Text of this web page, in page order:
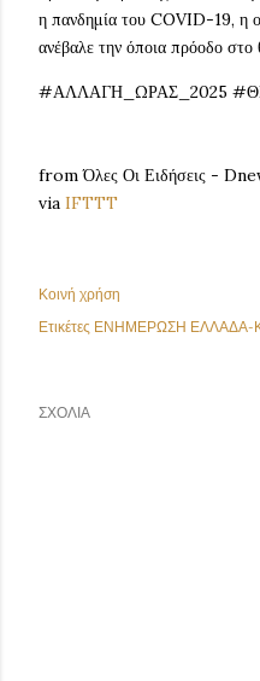
η πανδημία του COVID-19, η
ανέβαλε την όποια πρόοδο στο
#ΑΛΛΑΓΗ_ΩΡΑΣ_2025
from Όλες Οι Ειδήσεις -
via IFTTT
Κοινή χρήση
Ετικέτες ΕΝΗΜΕΡΩΣΗ ΕΛΛΑΔΑ-
ΣΧΌΛΙΑ